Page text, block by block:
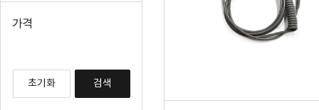
가격
초기화 검색